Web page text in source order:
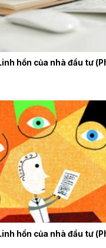
hồn của nhà đầu tư
hồn của nhà đầu tư